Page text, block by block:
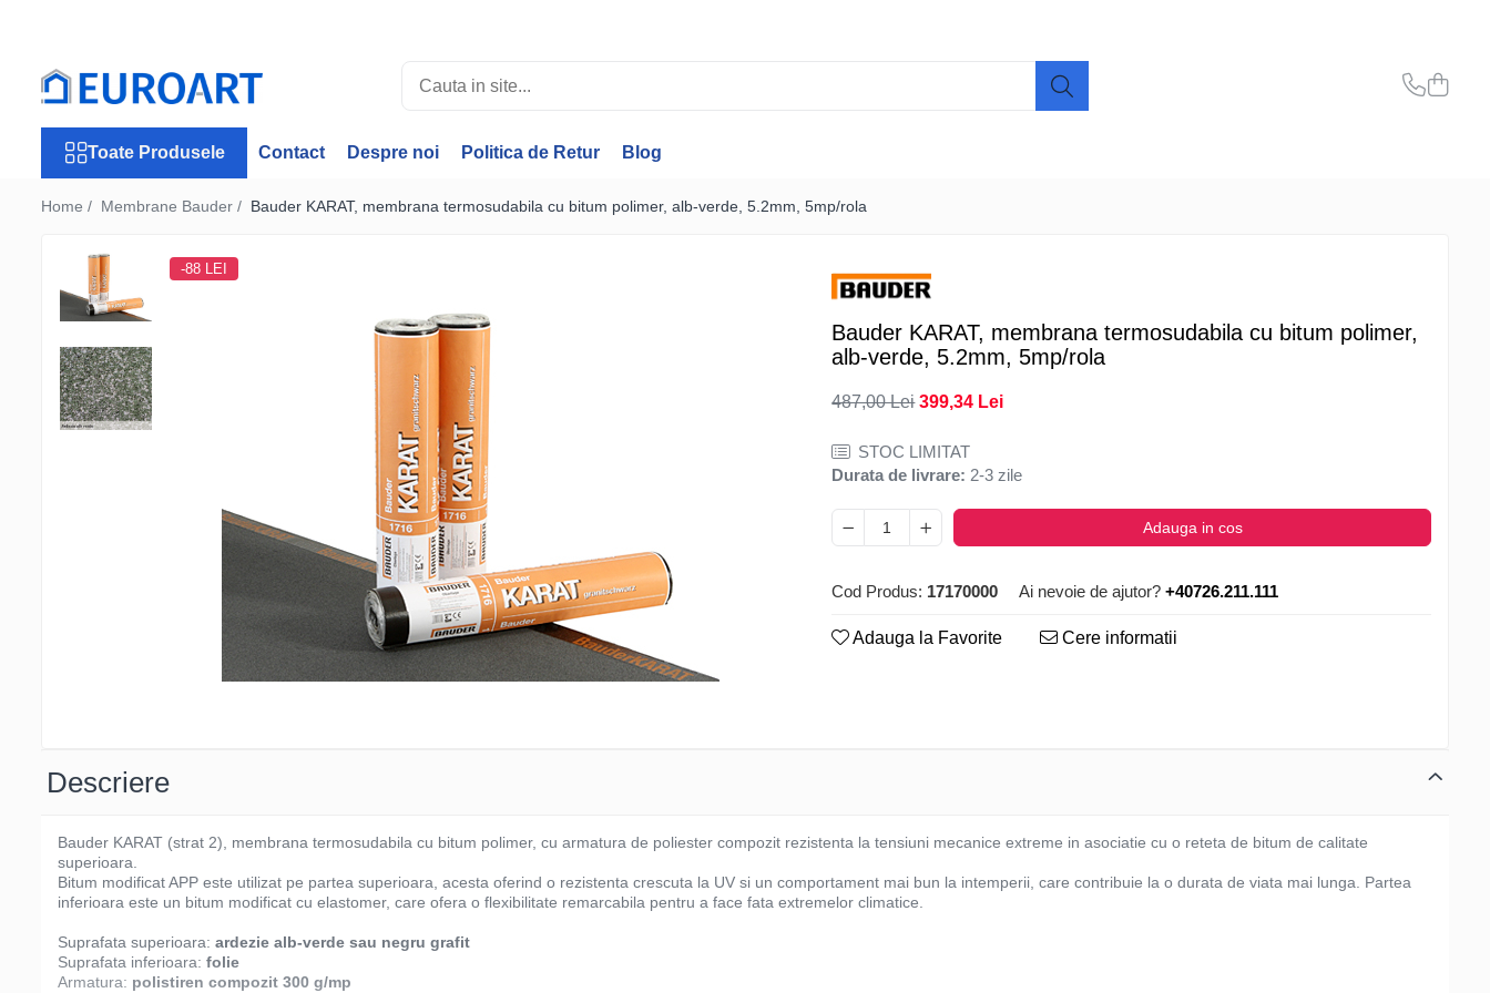
Toate Produsele
Accesorii jgheaburi
Burlane
Accesorii burlane
Rulouri tabla
Membrane Bauder
Termoizolatii Bauder
Membrane lichide
Receptori si deversoare
Toate Produsele Contact Despre noi Politica de Retur Blog
Home / Membrane Bauder / Bauder KARAT, membrana termosudabila cu bitum polimer, alb-verde, 5.2mm, 5mp/rola
Bauder KARAT, membrana termosudabila cu bitum polimer,
alb-verde, 5.2mm, 5mp/rola
-88 LEI
487,00 Lei 399,34 Lei
STOC LIMITAT
Durata de livrare: 2-3 zile
Adauga in cos
Cod Produs: 17170000 Ai nevoie de ajutor? +40726.211.111
Adauga la Favorite Cere informatii
Descriere
Bauder KARAT (strat 2), membrana termosudabila cu bitum polimer, cu armatura de poliester compozit rezistenta la tensiuni mecanice extreme in asociatie cu o reteta de bitum de calitate
superioara.
Bitum modificat APP este utilizat pe partea superioara, acesta oferind o rezistenta crescuta la UV si un comportament mai bun la intemperii, care contribuie la o durata de viata mai lunga. Partea
inferioara este un bitum modificat cu elastomer, care ofera o flexibilitate remarcabila pentru a face fata extremelor climatice.
Suprafata superioara: ardezie alb-verde sau negru grafit
Suprafata inferioara: folie
Armatura: polistiren compozit 300 g/mp